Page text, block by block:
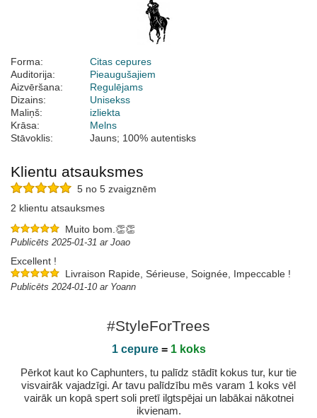
Forma:
Citas cepures
Auditorija:
Pieaugušajiem
Aizvēršana:
Regulējams
Dizains:
Unisekss
Maliņš:
izliekta
Krāsa:
Melns
Stāvoklis:
Jauns; 100% autentisks
Klientu atsauksmes
5 no 5 zvaigznēm
2 klientu atsauksmes
Muito bom.👏👏
Publicēts 2025-01-31 ar Joao
Excellent !
Livraison Rapide, Sérieuse, Soignée, Impeccable !
Publicēts 2024-01-10 ar Yoann
#StyleForTrees
1 cepure= 1 koks
Pērkot kaut ko Caphunters, tu palīdz stādīt kokus tur, kur tie
visvairāk vajadzīgi. Ar tavu palīdzību mēs varam 1 koks vēl
vairāk un kopā spert soli pretī ilgtspējai un labākai nākotnei
ikvienam.